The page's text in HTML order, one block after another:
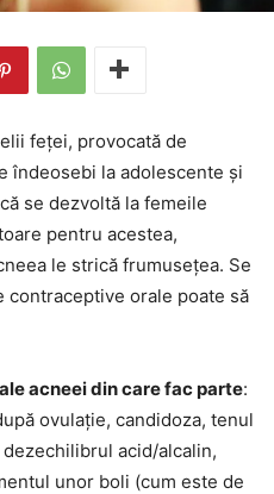
feței, provocată de
îndeosebi la adolescente și
se dezvoltă la femeile
pentru acestea,
le strică frumusețea. Se
contraceptive orale poate să
acneei din care fac parte:
ovulație, candidoza, tenul
acid/alcalin,
unor boli (cum este de